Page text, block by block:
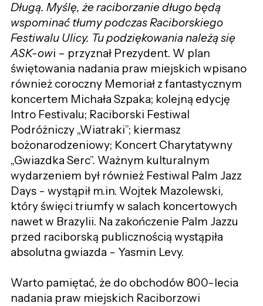
Długą. Myślę, że raciborzanie długo będą
wspominać tłumy podczas Raciborskiego
Festiwalu Ulicy. Tu podziękowania należą się
ASK-owi – przyznał Prezydent. W plan
świętowania nadania praw miejskich wpisano
również coroczny Memoriał z fantastycznym
koncertem Michała Szpaka; kolejną edycję
Intro Festivalu; Raciborski Festiwal
Podróżniczy „Wiatraki”; kiermasz
bożonarodzeniowy; Koncert Charytatywny
„Gwiazdka Serc”. Ważnym kulturalnym
wydarzeniem był również Festiwal Palm Jazz
Days - wystąpił m.in. Wojtek Mazolewski,
który święci triumfy w salach koncertowych
nawet w Brazylii. Na zakończenie Palm Jazzu
przed raciborską publicznością wystąpiła
absolutna gwiazda - Yasmin Levy.
Warto pamiętać, że do obchodów 800-lecia
nadania praw miejskich Raciborzowi